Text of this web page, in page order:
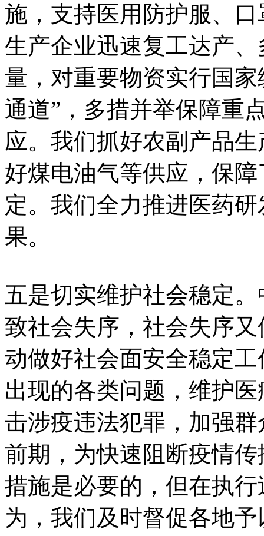
施，支持医用防护服、
生产企业迅速复工达产
量，对重要物资实行国
通道”，多措并举保障重
应。我们抓好农副产品
好煤电油气等供应，保
定。我们全力推进医药
果。
五是切实维护社会稳定
致社会失序，社会失序
动做好社会面安全稳定
出现的各类问题，维护
击涉疫违法犯罪，加强
前期，为快速阻断疫情
措施是必要的，但在执
为，我们及时督促各地